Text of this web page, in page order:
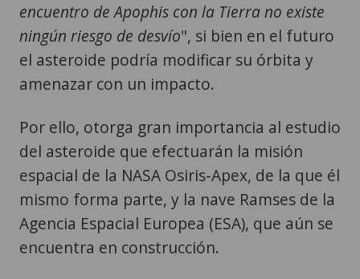
el asteroide podría modificar su órbita y
amenazar con un impacto.
Por ello, otorga gran importancia al estudio
espacial de la NASA Osiris-Apex, de la que él
mismo forma parte, y la nave Ramses de la
Agencia Espacial Europea (ESA), que aún se
encuentra en construcción.
Las embarcaciones de la NASA y la ESA